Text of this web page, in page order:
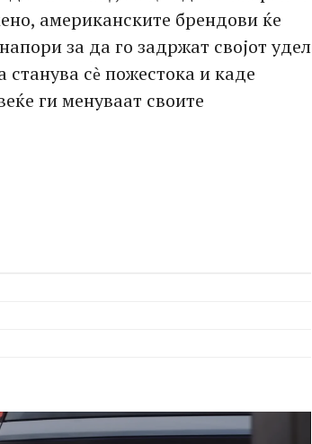
американските брендови ќе
за да го задржат својот удел
станува сѐ пожестока и каде
ги менуваат своите